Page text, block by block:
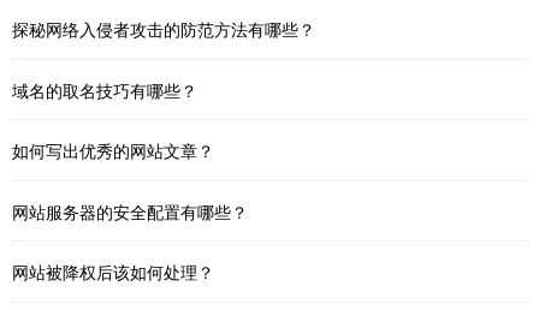
探秘网络入侵者攻击的防范方法有哪些？
域名的取名技巧有哪些？
如何写出优秀的网站文章？
网站服务器的安全配置有哪些？
网站被降权后该如何处理？